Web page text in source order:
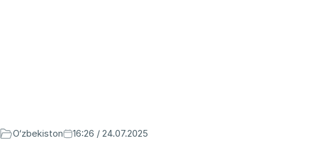
O‘zbekiston 16:26 / 24.07.2025